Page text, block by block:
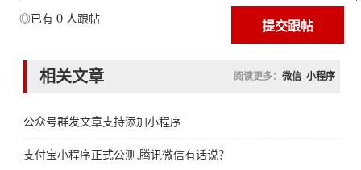
◎已有 0 人跟帖
相关文章 阅读更多： 微信 小程序
公众号群发文章支持添加小程序
支付宝小程序正式公测,腾讯微信有话说？